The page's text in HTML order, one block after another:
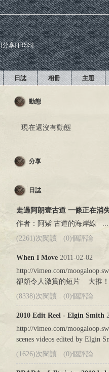
[分享] [RSS]
日誌 相冊 主題
動態
現在還沒有動態
分享
日誌
走過阿朗壹古道 一條正在消
作者：阿紫 古道的海岸線 ...
(2261)次閱讀
(0)個評論
When I Move 2011-02-02
http://vimeo.com/
卻頗令人激賞的短片 大推
(8338)次閱讀
(0)個評論
2010 Edit Reel - Elgin Smith
http://vimeo.com/
scenes videos edited by Elgin
(1626)次閱讀
(0)個評論